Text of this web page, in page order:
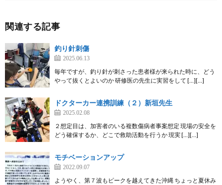
関連する記事
釣り針刺傷
2025.06.13
毎年ですが、釣り針が刺さった患者様が来られた時に、どう
やって抜くとよいのか 研修医の先生に実習をして […][…]
ドクターカー連携訓練（２）新垣先生
2025.02.08
２想定目は、加害者のいる複数傷病者事案想定 現場の安全を
どう確保するか、どこで救助活動を行うか 現実 […][…]
モチベーションアップ
2022.09.07
ようやく、第７波もピークを越えてきた沖縄 ちょっと夏休み